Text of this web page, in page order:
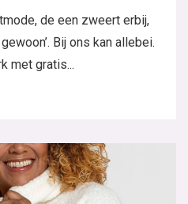
de een zweert erbij,
Bij ons kan allebei.
met gratis...